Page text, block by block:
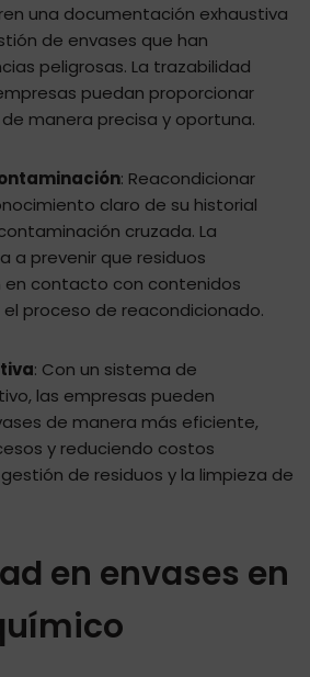
una documentación exhaustiva
de envases que han
peligrosas. La trazabilidad
puedan proporcionar
manera precisa y oportuna.
: Reacondicionar
claro de su historial
cruzada. La
a prevenir que residuos
en contacto con contenidos
proceso de reacondicionado.
: Con un sistema de
las empresas pueden
de manera más eficiente,
y reduciendo costos
de residuos y la limpieza de
en envases en